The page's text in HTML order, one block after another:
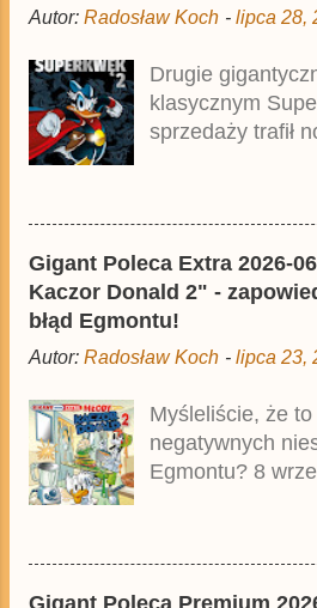
Autor: Radosław Koch - lipca 28,
Drugie
klasycznym
sprzedaży trafił
Jest to kolejny
wynosi 49,99 zł i
z rabatem na
przekład
Drewnowski.
niemieckiego
Phantomias
sprzedaży pod
Gigant Poleca Extra 2026-
Kaczor Donald 2" -
błąd Egmontu!
Autor: Radosław Koch - lipca 23,
Myśleliście, że
negatywnych
Egmontu? 8
Kaczor Donald
Gigant Poleca Premium